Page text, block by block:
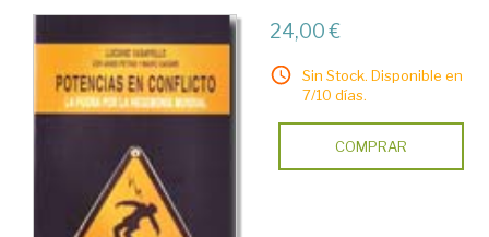
24,00 €
Sin Stock. Disponible en
7/10 días.
COMPRAR